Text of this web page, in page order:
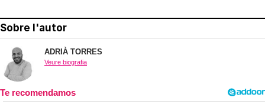
Sobre l'autor
ADRIÀ TORRES
Veure biografia